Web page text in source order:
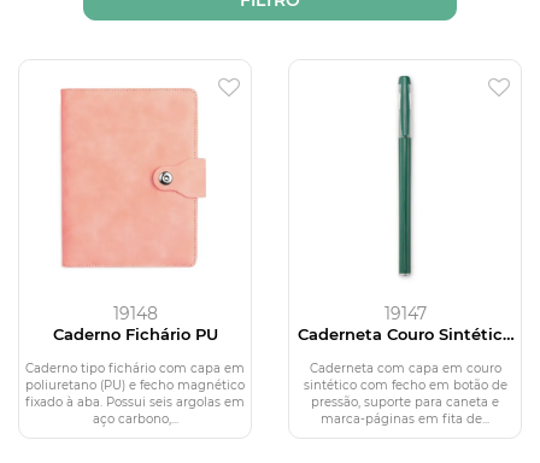
19148
Caderno Fichário PU
Caderno tipo fichário com capa em
poliuretano (PU) e fecho magnético
fixado à aba. Possui seis argolas em
aço carbono,...
19147
Caderneta Couro Sintético
Caderneta com capa em couro
sintético com fecho em botão de
pressão, suporte para caneta e
marca-páginas em fita de...